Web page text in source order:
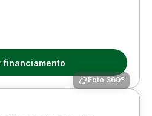
financiamento
Foto 360º